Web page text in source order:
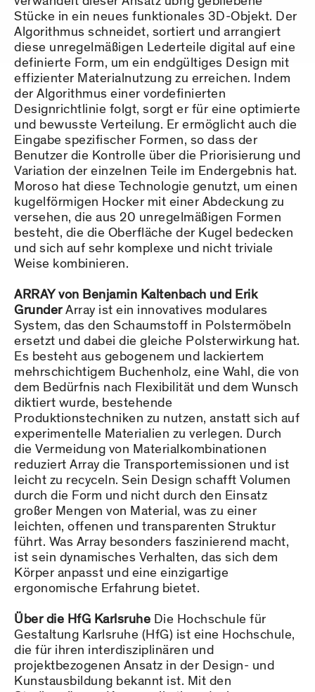
Stücke in ein neues funktionales 3D-Objekt. Der
Algorithmus schneidet, sortiert und arrangiert
diese unregelmäßigen Lederteile digital auf eine
definierte Form, um ein endgültiges Design mit
effizienter Materialnutzung zu erreichen. Indem
der Algorithmus einer vordefinierten
Designrichtlinie folgt, sorgt er für eine optimierte
und bewusste Verteilung. Er ermöglicht auch die
Eingabe spezifischer Formen, so dass der
Benutzer die Kontrolle über die Priorisierung und
Variation der einzelnen Teile im Endergebnis hat.
Moroso hat diese Technologie genutzt, um einen
kugelförmigen Hocker mit einer Abdeckung zu
versehen, die aus 20 unregelmäßigen Formen
besteht, die die Oberfläche der Kugel bedecken
und sich auf sehr komplexe und nicht triviale
Weise kombinieren.
ARRAY von Benjamin Kaltenbach und Erik
GrunderArray ist ein innovatives modulares
System, das den Schaumstoff in Polstermöbeln
ersetzt und dabei die gleiche Polsterwirkung hat.
Es besteht aus gebogenem und lackiertem
mehrschichtigem Buchenholz, eine Wahl, die von
dem Bedürfnis nach Flexibilität und dem Wunsch
diktiert wurde, bestehende
Produktionstechniken zu nutzen, anstatt sich auf
experimentelle Materialien zu verlegen. Durch
die Vermeidung von Materialkombinationen
reduziert Array die Transportemissionen und ist
leicht zu recyceln. Sein Design schafft Volumen
durch die Form und nicht durch den Einsatz
großer Mengen von Material, was zu einer
leichten, offenen und transparenten Struktur
führt. Was Array besonders faszinierend macht,
ist sein dynamisches Verhalten, das sich dem
Körper anpasst und eine einzigartige
ergonomische Erfahrung bietet.
Über die HfG Karlsruhe Die Hochschule für
Gestaltung Karlsruhe (HfG) ist eine Hochschule,
die für ihren interdisziplinären und
projektbezogenen Ansatz in der Design- und
Kunstausbildung bekannt ist. Mit den